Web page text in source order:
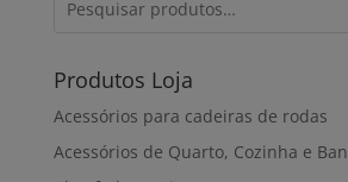
Produtos Loja
Acessórios para cadeiras de rodas
Acessórios de Quarto, Cozinha e